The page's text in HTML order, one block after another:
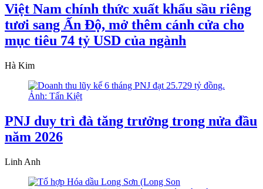
Việt Nam chính thức xuất khẩu sầu riêng
tươi sang Ấn Độ, mở thêm cánh cửa cho
mục tiêu 74 tỷ USD của ngành
Hà Kim
PNJ duy trì đà tăng trưởng trong nửa đầu
năm 2026
Linh Anh